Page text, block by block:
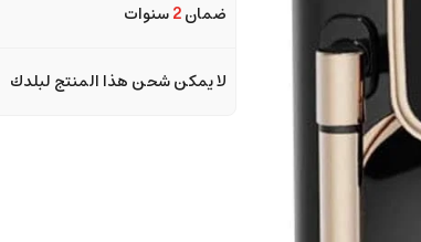
ضمان2سنوات
لا يمكن شحن هذا المنتج لبلدك